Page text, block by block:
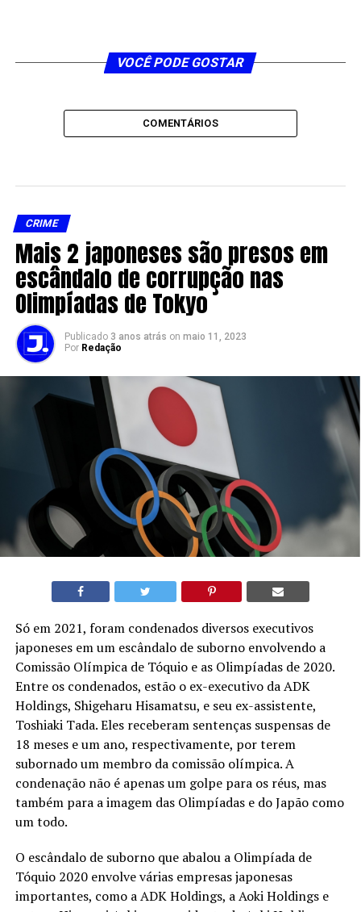
VOCÊ PODE GOSTAR
COMENTÁRIOS
CRIME
Mais 2 japoneses são presos em
escândalo de corrupção nas
Olimpíadas de Tokyo
Publicado 3 anos atrás on maio 11, 2023
Por Redação
Só em 2021, foram condenados diversos executivos
japoneses em um escândalo de suborno envolvendo a
Comissão Olímpica de Tóquio e as Olimpíadas de 2020.
Entre os condenados, estão o ex-executivo da ADK
Holdings, Shigeharu Hisamatsu, e seu ex-assistente,
Toshiaki Tada. Eles receberam sentenças suspensas de
18 meses e um ano, respectivamente, por terem
subornado um membro da comissão olímpica. A
condenação não é apenas um golpe para os réus, mas
também para a imagem das Olimpíadas e do Japão como
um todo.
O escândalo de suborno que abalou a Olimpíada de
Tóquio 2020 envolve várias empresas japonesas
importantes, como a ADK Holdings, a Aoki Holdings e